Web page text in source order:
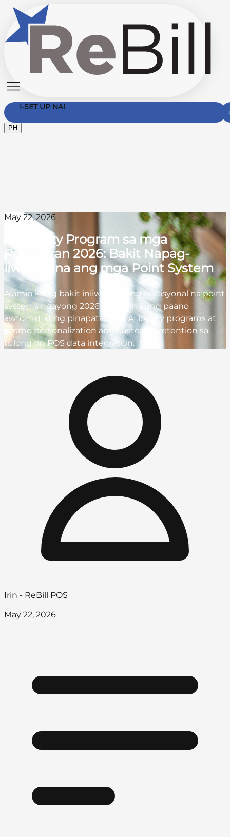
I-SET UP NA!
PH
May 22, 2026
AI Loyalty Program sa mga
Restawran 2026: Bakit Napag-
iiwanan na ang mga Point System
Alamin kung bakit iniiwan na ang tradisyonal na point
systems ngayong 2026. Tuklasin kung paano
awtomatikong pinapataas ng AI loyalty programs at
promo personalization ang customer retention sa
tulong ng POS data integration.
Irin - ReBill POS
May 22, 2026